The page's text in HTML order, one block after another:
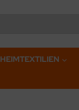
HEIMTEXTILIEN